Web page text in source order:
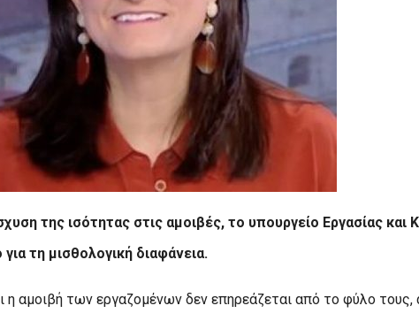
της ισότητας στις αμοιβές, το υπουργείο Εργασίας και
τη μισθολογική διαφάνεια.
η αμοιβή των εργαζομένων δεν επηρεάζεται από το φύλο τους,